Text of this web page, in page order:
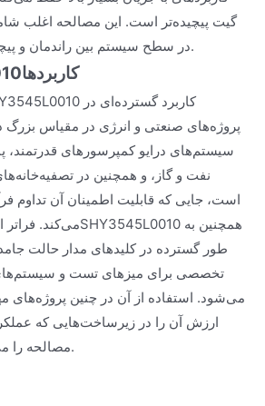
گیت پیچیده‌تر است. این مصالحه اغلب
در سطح سیستم بین راندمان و پیچیدگی مدار درایو است.
کاربردها
پروژه‌های صنعتی و انرژی در مقیاس بزرگ
سیستم‌های درایو کمپرسورهای
نفت و گاز، و همچنین در
است، جایی که قابلیت اطمینان آن تداوم
طور گسترده در کلیدهای مدار حالت
تخصصی برای میزهای تست و
می‌شود. استفاده از آن در چنین پروژه‌های
ارزش آن را در زیرساخت‌هایی که
مصالحه را می‌طلبند، نشان می‌دهد.